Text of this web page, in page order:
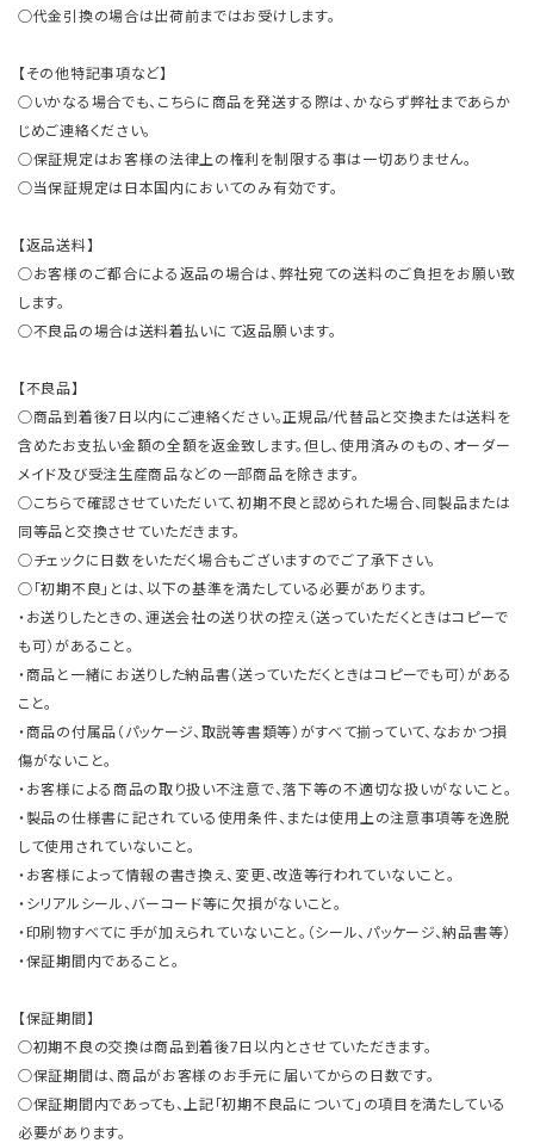
○代金引換の場合は出荷前まではお受けします。
【その他特記事項など】
○いかなる場合でも、こちらに商品を発送する際は、かならず弊社まであらか
じめご連絡ください。
○保証規定はお客様の法律上の権利を制限する事は一切ありません。
○当保証規定は日本国内においてのみ有効です。
【返品送料】
○お客様のご都合による返品の場合は、弊社宛ての送料のご負担をお願い致
します。
○不良品の場合は送料着払いにて返品願います。
【不良品】
○商品到着後7日以内にご連絡ください。正規品/代替品と交換または送料を
含めたお支払い金額の全額を返金致します。但し、使用済みのもの、オーダー
メイド及び受注生産商品などの一部商品を除きます。
○こちらで確認させていただいて、初期不良と認められた場合、同製品または
同等品と交換させていただきます。
○チェックに日数をいただく場合もございますのでご了承下さい。
○「初期不良」とは、以下の基準を満たしている必要があります。
・お送りしたときの、運送会社の送り状の控え（送っていただくときはコピーで
も可）があること。
・商品と一緒にお送りした納品書（送っていただくときはコピーでも可）がある
こと。
・商品の付属品（パッケージ、取説等書類等）がすべて揃っていて、なおかつ損
傷がないこと。
・お客様による商品の取り扱い不注意で、落下等の不適切な扱いがないこと。
・製品の仕様書に記されている使用条件、または使用上の注意事項等を逸脱
して使用されていないこと。
・お客様によって情報の書き換え、変更、改造等行われていないこと。
・シリアルシール、バーコード等に欠損がないこと。
・印刷物すべてに手が加えられていないこと。（シール、パッケージ、納品書等）
・保証期間内であること。
【保証期間】
○初期不良の交換は商品到着後7日以内とさせていただきます。
○保証期間は、商品がお客様のお手元に届いてからの日数です。
○保証期間内であっても、上記「初期不良品について」の項目を満たしている
必要があります。